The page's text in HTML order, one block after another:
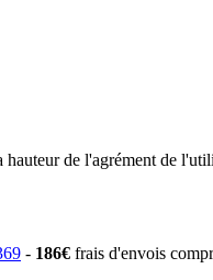
hauteur de l'agrément de
- 186€ frais d'envois